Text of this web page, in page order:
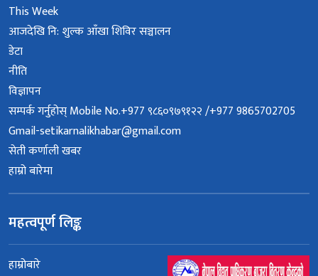
This Week
आजदेखि नि: शुल्क आँखा शिविर सञ्चालन
डेटा
नीति
विज्ञापन
सम्पर्क गर्नुहोस् Mobile No.+977 ९८६०९७९१२२ /+977 9865702705
Gmail-setikarnalikhabar@gmail.com
सेती कर्णाली खबर
हाम्रो बारेमा
महत्वपूर्ण लिङ्क
हाम्रोबारे